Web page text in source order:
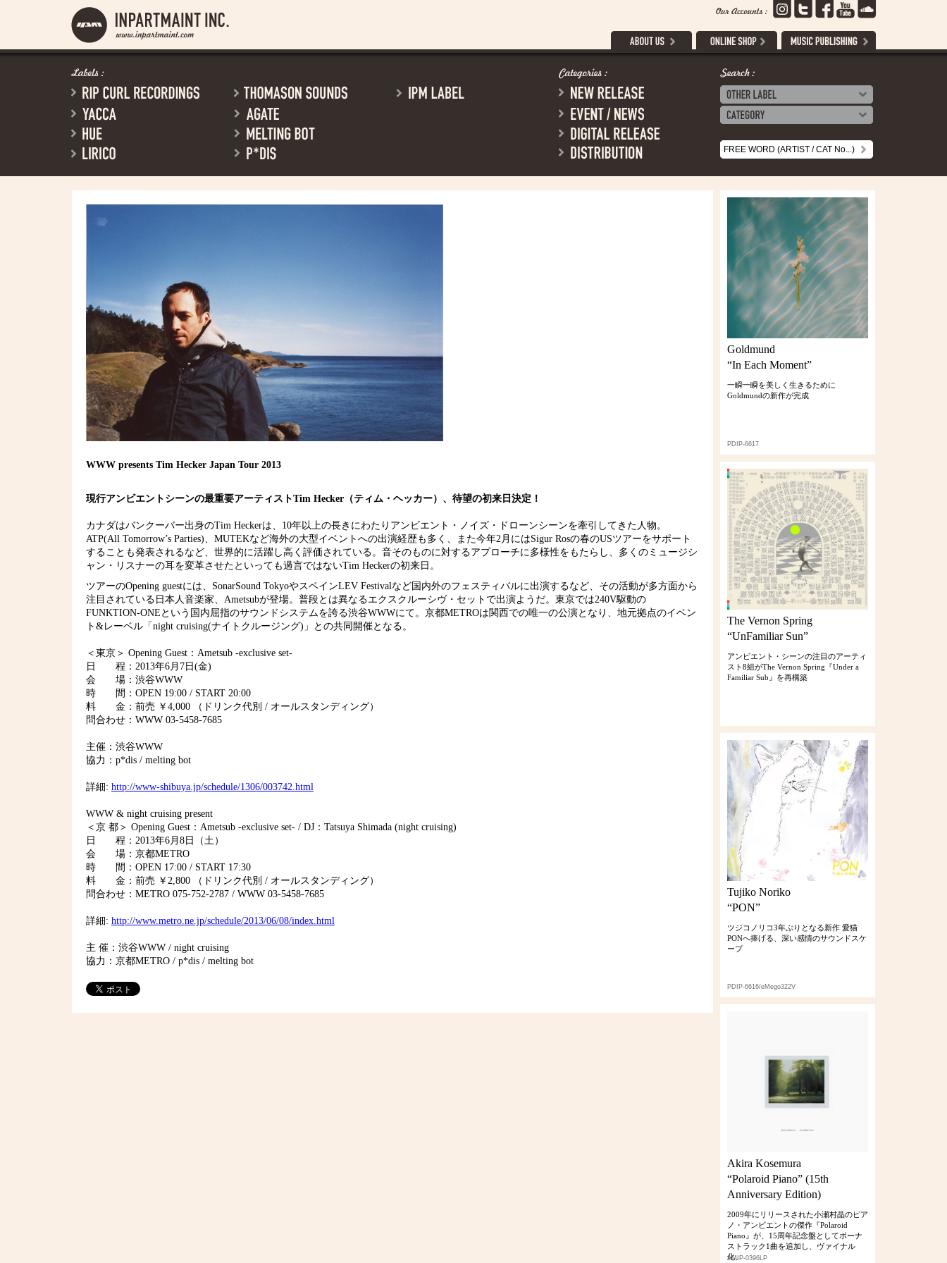
WWW presents Tim Hecker Japan Tour 2013
現行アンビエントシーンの最重要アーティストTim Hecker（ティム・ヘッカー）、待望の初来日決定！
カナダはバンクーバー出身のTim Heckerは、10年以上の長きにわたりアンビエント・ノイズ・ドローンシーンを牽引してきた人物。
ATP(All Tomorrow’s Parties)、MUTEKなど海外の大型イベントへの出演経歴も多く、また今年2月にはSigur Rosの春のUSツアーをサポート
することも発表されるなど、世界的に活躍し高く評価されている。音そのものに対するアプローチに多様性をもたらし、多くのミュージシ
ャン・リスナーの耳を変革させたといっても過言ではないTim Heckerの初来日。
ツアーのOpening guestには、SonarSound TokyoやスペインLEV Festivalなど国内外のフェスティバルに出演するなど、その活動が多方面から
注目されている日本人音楽家、Ametsubが登場。普段とは異なるエクスクルーシヴ・セットで出演ようだ。東京では240V駆動の
FUNKTION-ONEという国内屈指のサウンドシステムを誇る渋谷WWWにて。京都METROは関西での唯一の公演となり、地元拠点のイベン
ト&レーベル「night cruising(ナイトクルージング)」との共同開催となる。
＜東京＞ Opening Guest：Ametsub -exclusive set-
日 程：2013年6月7日(金)
会 場：渋谷WWW
時 間：OPEN 19:00 / START 20:00
料 金：前売 ￥4,000 （ドリンク代別 / オールスタンディング）
問合わせ：WWW 03-5458-7685
主催：渋谷WWW
協力：p*dis / melting bot
詳細: http://www-shibuya.jp/schedule/1306/003742.html
WWW & night cruising present
＜京 都＞ Opening Guest：Ametsub -exclusive set- / DJ：Tatsuya Shimada (night cruising)
日 程：2013年6月8日（土）
会 場：京都METRO
時 間：OPEN 17:00 / START 17:30
料 金：前売 ￥2,800 （ドリンク代別 / オールスタンディング）
問合わせ：METRO 075-752-2787 / WWW 03-5458-7685
詳細: http://www.metro.ne.jp/schedule/2013/06/08/index.html
主 催：渋谷WWW / night cruising
協力：京都METRO / p*dis / melting bot
Goldmund
“In Each Moment”
一瞬一瞬を美しく生きるために
Goldmundの新作が完成
PDIP-6617
The Vernon Spring
“UnFamiliar Sun”
アンビエント・シーンの注目のアーティ
スト8組がThe Vernon Spring『Under a
Familiar Sub』を再構築
Tujiko Noriko
“PON”
ツジコノリコ3年ぶりとなる新作 愛猫
PONへ捧げる、深い感情のサウンドスケ
ープ
PDIP-6616/eMego322V
Akira Kosemura
“Polaroid Piano” (15th
Anniversary Edition)
2009年にリリースされた小瀬村晶のピア
ノ・アンビエントの傑作『Polaroid
Piano』が、15周年記念盤としてボーナ
ストラック1曲を追加し、ヴァイナル
化。
AMIP-0396LP